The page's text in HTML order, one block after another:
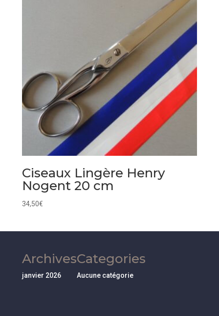
Ciseaux Lingère Henry
Nogent 20 cm
34,50€
Archives
janvier 2026
Categories
Aucune catégorie